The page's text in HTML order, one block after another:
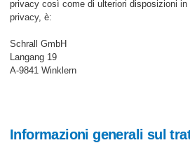
privacy così come di ulteriori disposizioni
privacy, è:
Schrall GmbH
Langang 19
A-9841 Winklern
Informazioni generali sul